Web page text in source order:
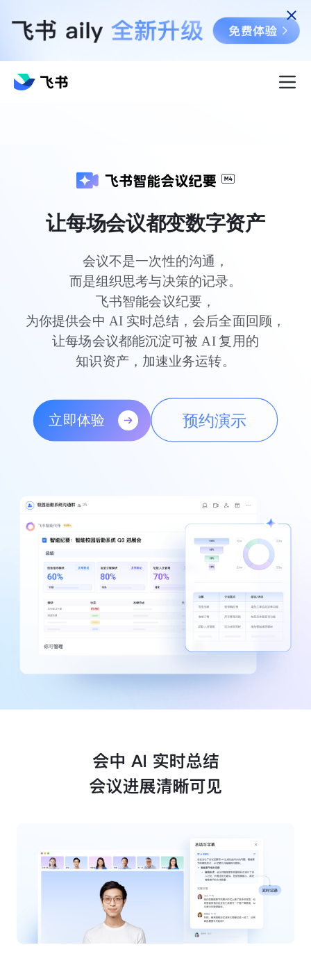
让每场会议都变数字资产
会议不是一次性的沟通，
而是组织思考与决策的记录。
飞书智能会议纪要，
为你提供会中 AI 实时总结，会后全面回顾，
让每场会议都能沉淀可被 AI 复用的
知识资产，加速业务运转。
立即体验 预约演示